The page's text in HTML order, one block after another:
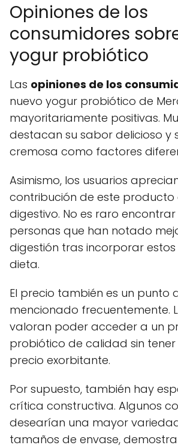
Opiniones de los
consumidores
yogur probiótico
Las opiniones de los
nuevo yogur probiótico de
mayoritariamente positivas.
destacan su sabor delicioso y
cremosa como factores
Asimismo, los usuarios
contribución de este producto
digestivo. No es raro
personas que han notado
digestión tras incorporar
dieta.
El precio también es un punto
mencionado frecuentemente.
valoran poder acceder a un
probiótico de calidad sin
precio exorbitante.
Por supuesto, también hay
crítica constructiva. Algunos
desearían una mayor
tamaños de envase,